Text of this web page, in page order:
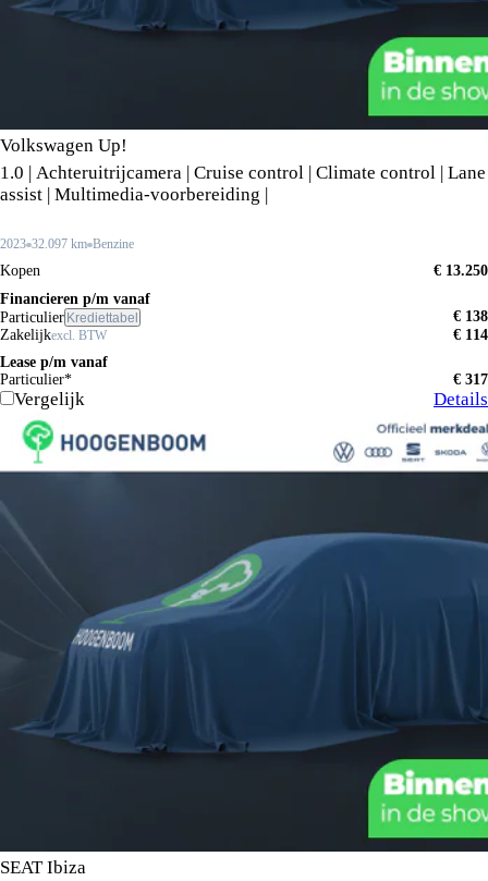
Volkswagen Up!
1.0 | Achteruitrijcamera | Cruise control | Climate control | Lane
assist | Multimedia-voorbereiding |
2023 32.097 km Benzine
Kopen
€ 13.250
Financieren p/m vanaf
Particulier Krediettabel
€ 138
Zakelijkexcl. BTW
€ 114
Lease p/m vanaf
Particulier*
€ 317
Vergelijk Details
SEAT Ibiza